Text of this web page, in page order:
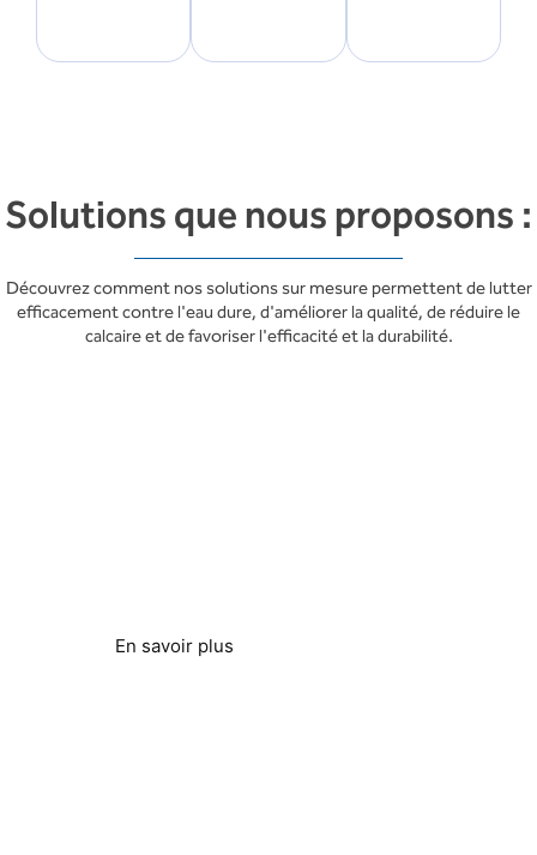
Solutions que nous proposons :
Découvrez comment nos solutions sur mesure permettent de lutter
efficacement contre l'eau dure, d'améliorer la qualité, de réduire le
calcaire et de favoriser l'efficacité et la durabilité.
En savoir plus